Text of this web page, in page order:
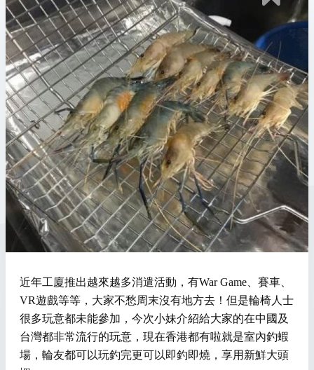
近年工廈推出越來越多消遣活動，有War Game、賽車、
VR遊戲等等，大家不愁周末沒有地方去！但是輪椅人士
很多玩意都未能參加，今次小妹介紹給大家的在中國及
台灣都非常流行的玩意，現在香港都有啦就是室內釣蝦
場，輪友都可以玩釣完更可以即釣即燒，享用新鮮大頭